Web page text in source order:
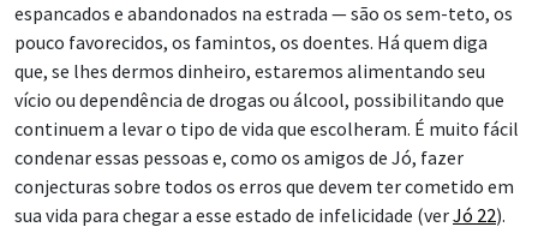
espancados e abandonados na estrada — são os sem-teto, os
pouco favorecidos, os famintos, os doentes. Há quem diga
que, se lhes dermos dinheiro, estaremos alimentando seu
vício ou dependência de drogas ou álcool, possibilitando que
continuem a levar o tipo de vida que escolheram. É muito fácil
condenar essas pessoas e, como os amigos de Jó, fazer
conjecturas sobre todos os erros que devem ter cometido em
sua vida para chegar a esse estado de infelicidade (verJó 22).